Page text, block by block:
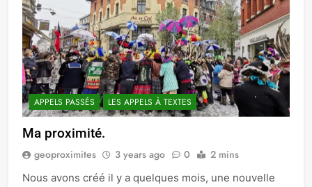
APPELS PASSÉS LES APPELS À TEXTES
Ma proximité.
geoproximites 3 years ago 0 2 mins
Nous avons créé il y a quelques mois, une nouvelle